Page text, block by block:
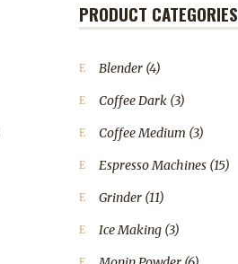
PRODUCT CATEGORIES
Blender (4)
Coffee Dark (3)
Coffee Medium (3)
Espresso Machines (15)
Grinder (11)
Ice Making (3)